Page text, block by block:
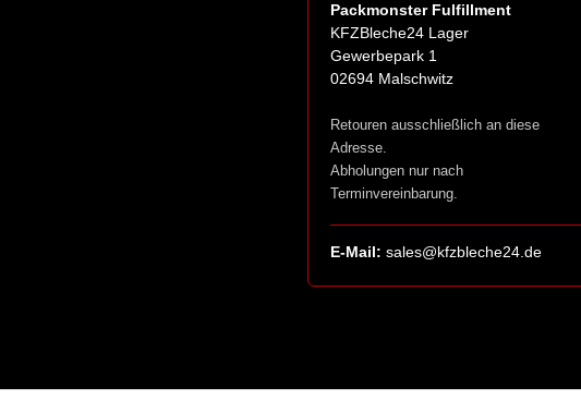
Packmonster Fulfillment
KFZBleche24 Lager
Gewerbepark 1
02694 Malschwitz
Retouren ausschließlich an diese
Adresse.
Abholungen nur nach
Terminvereinbarung.
E-Mail: sales@kfzbleche24.de